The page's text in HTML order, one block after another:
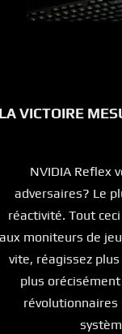
VICTOIRE
NVIDIA Reflex
adversaires? Le
réactivité. Tout
moniteurs de
vite, réagissez
plus